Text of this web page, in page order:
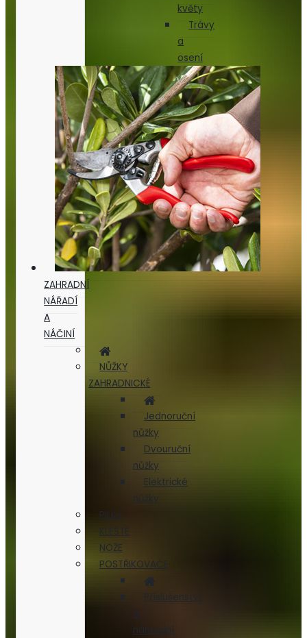
květy
Trávy
a
osení
ZAHRADNÍ
NÁŘADÍ
A
NÁČINÍ
NŮŽKY
ZAHRADNICKÉ
Jednoruční
nůžky
Dvouruční
nůžky
Elektrické
nůžky
PILKY
KLEŠTĚ
NOŽE
POSTŘIKOVAČE
Příslušenství
a
náhradní